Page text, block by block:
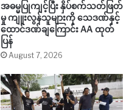
အဓမ္မပြုကျင့်ပြီး နှိပ်စက်သတ်ဖြတ်
မှု ကျူးလွန်သူများကို သေဒဏ်နှင့်
ထောင်ဒဏ်ချကြောင်း AA ထုတ်
ပြန်
August 7, 2026